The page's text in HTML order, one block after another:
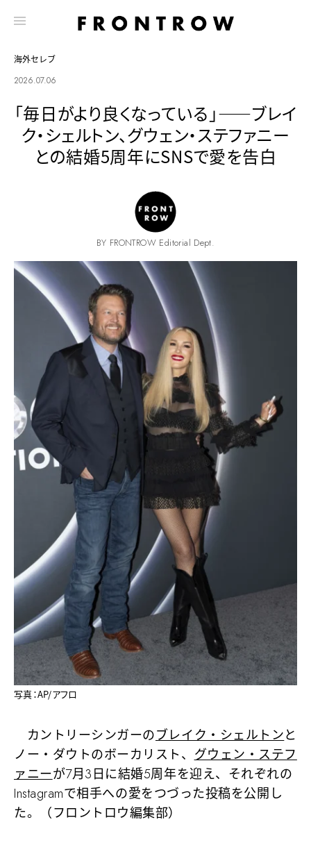
海外セレブ
2026.07.06
「毎日がより良くなっている」——ブレイ
ク・シェルトン、グウェン・ステファニー
との結婚5周年にSNSで愛を告白
BY FRONTROW Editorial Dept.
写真：AP/アフロ
カントリーシンガーのブレイク・シェルトンと
ノー・ダウトのボーカリスト、グウェン・ステフ
ァニーが7月3日に結婚5周年を迎え、それぞれの
Instagramで相手への愛をつづった投稿を公開し
た。（フロントロウ編集部）